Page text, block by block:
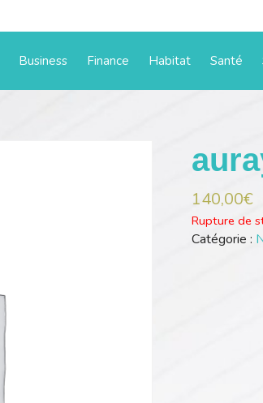
Business Finance Habitat Santé
140,00€
Rupture de
Catégorie :